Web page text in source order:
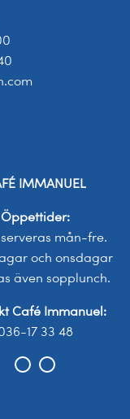
IMMANUEL
Öppettider:
serveras mån-fre.
och onsdagar
även sopplunch.
Café Immanuel:
17 33 48